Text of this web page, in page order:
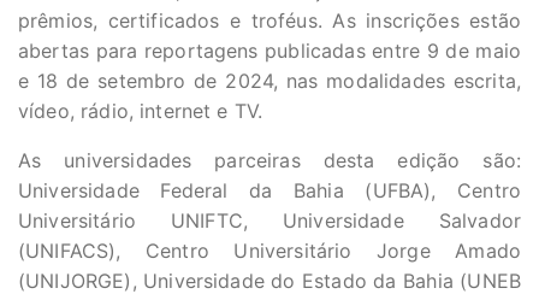
prêmios, certificados e troféus. As inscrições estão
abertas para reportagens publicadas entre 9 de maio
e 18 de setembro de 2024, nas modalidades escrita,
vídeo, rádio, internet e TV.
As universidades parceiras desta edição são:
Universidade Federal da Bahia (UFBA), Centro
Universitário UNIFTC, Universidade Salvador
(UNIFACS), Centro Universitário Jorge Amado
(UNIJORGE), Universidade do Estado da Bahia (UNEB